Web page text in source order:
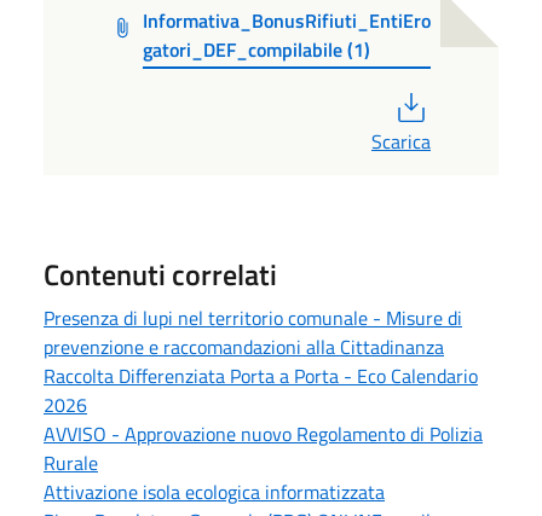
Informativa_BonusRifiuti_EntiEro
gatori_DEF_compilabile (1)
Scarica
Contenuti correlati
Presenza di lupi nel territorio comunale - Misure di
prevenzione e raccomandazioni alla Cittadinanza
Raccolta Differenziata Porta a Porta - Eco Calendario
2026
AVVISO - Approvazione nuovo Regolamento di Polizia
Rurale
Attivazione isola ecologica informatizzata